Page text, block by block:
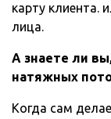
карту клиента.
лица.
А знаете ли
натяжных
Когда сам